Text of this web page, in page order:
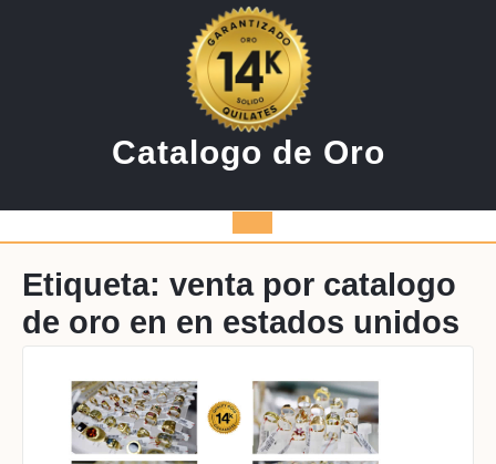
Catalogo de Oro
Botón
de
apertura
Etiqueta: venta por catalogo
de oro en en estados unidos